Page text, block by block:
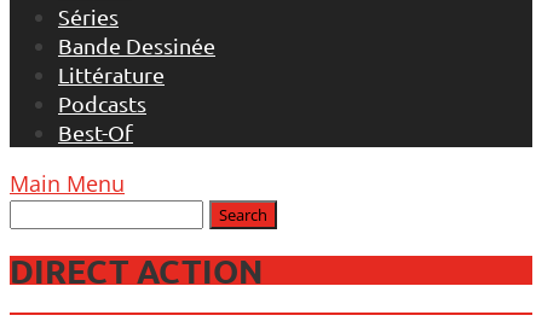
Séries
Bande Dessinée
Littérature
Podcasts
Best-Of
Main Menu
DIRECT ACTION